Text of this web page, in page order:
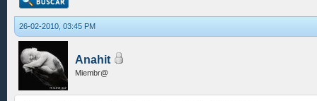
26-02-2010, 03:45 PM
Anahit
Miembr@